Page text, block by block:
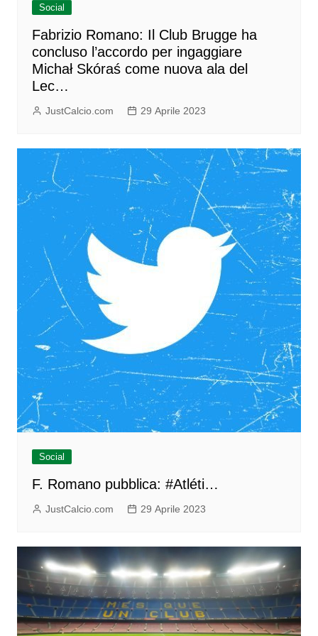
Social
Fabrizio Romano: Il Club Brugge ha
concluso l’accordo per ingaggiare
Michał Skóraś come nuova ala del
Lec…
JustCalcio.com 29 Aprile 2023
Social
F. Romano pubblica: #Atléti…
JustCalcio.com 29 Aprile 2023